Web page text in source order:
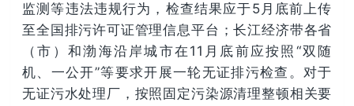
监测等违法违规行为，检查结果应于5月底前上传
至全国排污许可证管理信息平台；长江经济带各省
（市）和渤海沿岸城市在11月底前应按照“双随
机、一公开”等要求开展一轮无证排污检查。对于
无证污水处理厂，按照固定污染源清理整顿相关要